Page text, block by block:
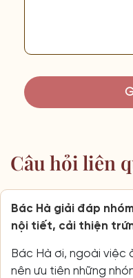
Câu hỏi liên
Bác Hà giải đáp
nội tiết, cải thiện
Bác Hà ơi, ngoài việc
nên ưu tiên những